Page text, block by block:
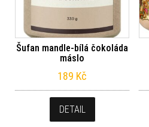
Šufan mandle-bílá čokoláda
máslo
189 Kč
DETAIL